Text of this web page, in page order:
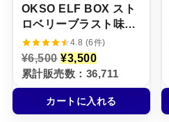
OKSO ELF BOX スト
ロベリーブラスト味
【ニコパフ】5%
4.8 (6件)
¥6,500 元
の
価
格
は
¥
¥3,500現
在
の
価
格
は
累計販売数：36,711
カートに入れる